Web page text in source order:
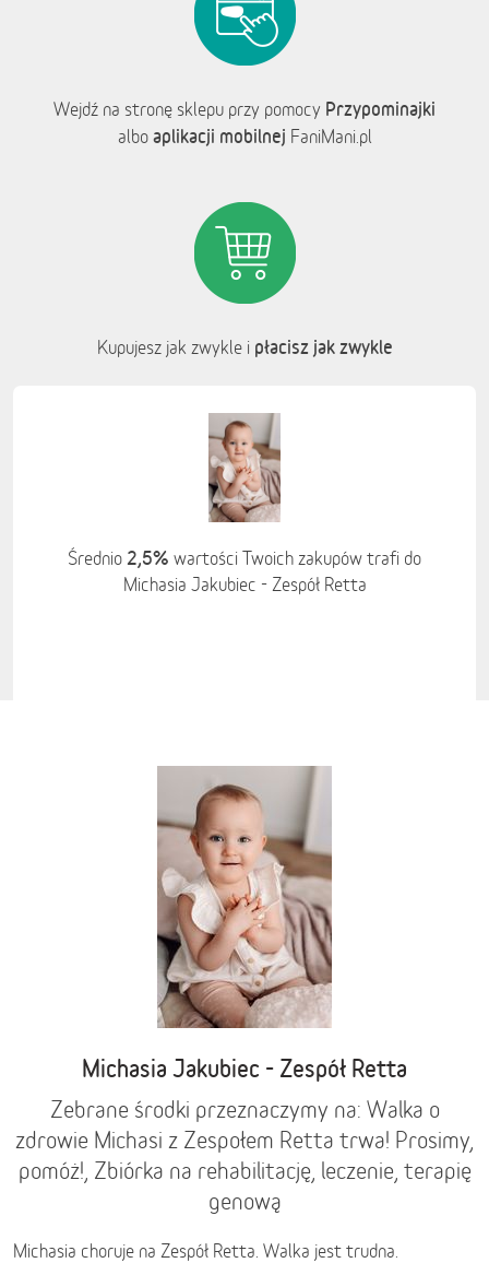
Wejdź na stronę sklepu przy pomocy Przypominajki
albo aplikacji mobilnej FaniMani.pl
Kupujesz jak zwykle i płacisz jak zwykle
Średnio 2,5% wartości Twoich zakupów trafi do
Michasia Jakubiec - Zespół Retta
Michasia Jakubiec - Zespół Retta
Zebrane środki przeznaczymy na: Walka o
zdrowie Michasi z Zespołem Retta trwa! Prosimy,
pomóż!, Zbiórka na rehabilitację, leczenie, terapię
genową
Michasia choruje na Zespół Retta. Walka jest trudna.